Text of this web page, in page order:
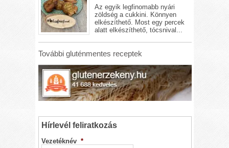
Az egyik legfinomabb nyári
zöldség a cukkini. Könnyen
elkészíthető. Most egy percek
alatt elkészíthető, tócsnival...
További gluténmentes receptek
Hírlevél feliratkozás
Vezetéknév *